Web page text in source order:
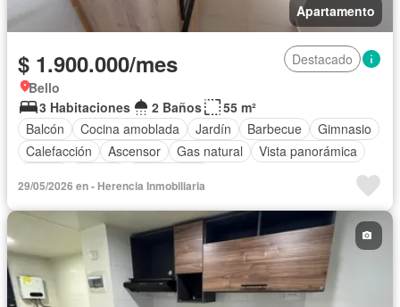
Apartamento
$ 1.900.000/mes
Destacado
Bello
3 Habitaciones
2 Baños
55 m²
Balcón
Cocina amoblada Jardín Barbecue
Gimnasio
Calefacción
Ascensor Gas natural
Vista panorámica
29/05/2026 en - Herencia Inmobiliaria